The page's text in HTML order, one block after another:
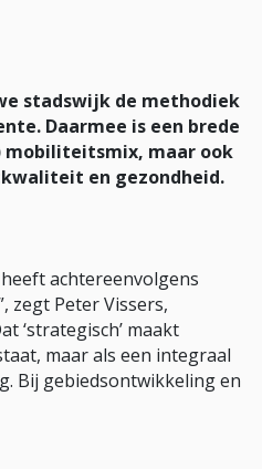
stadswijk de methodiek
Daarmee is een brede
mobiliteitsmix, maar ook
en gezondheid.
achtereenvolgens
zegt Peter Vissers,
‘strategisch’ maakt
maar als een integraal
Bij gebiedsontwikkeling en